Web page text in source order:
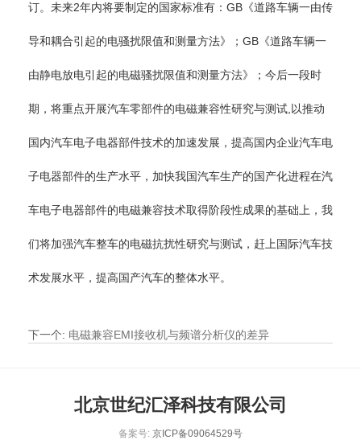
订。未来2年内将要制定的国家标准有：GB《道路车辆一由传
导和耦合引起的电骚扰限值和测量方法》；GB《道路车辆一
由静电放电引起的电磁骚扰限值和测量方法》；今后一段时
期，将重点开展汽车零部件的电磁兼容性研究与测试,以推动
国内汽车电子电器部件技术的加速发展，提高国内企业汽车电
子电器部件的生产水平，加快我国汽车生产的国产化进程在汽
车电子电器部件的电磁兼容技术取得阶段性成果的基础上，我
们将加强汽车整车的电磁抗扰性研究与测试，赶上国际汽车技
术发展水平，提高国产汽车的整体水平。
下一个: 电磁兼容EMI接收机与频谱分析仪的差异
北京世纪汇泽科技有限公司
备案号: 京ICP备09064529号